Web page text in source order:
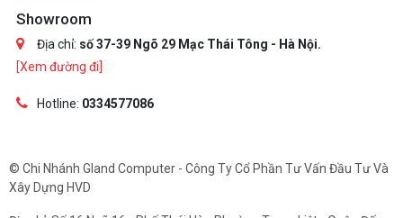
Showroom
Địa chỉ: số 37-39 Ngõ 29 Mạc Thái Tông - Hà Nội.
[Xem đường đi]
Hotline: 0334577086
© Chi Nhánh Gland Computer - Công Ty Cổ Phần Tư Vấn Đầu Tư Và
Xây Dựng HVD